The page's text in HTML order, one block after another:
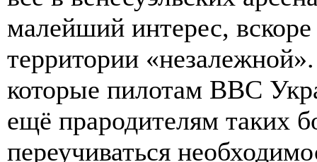
малейший интерес, вскоре
территории
которые пилотам ВВС
ещё прародителям таких
переучиваться